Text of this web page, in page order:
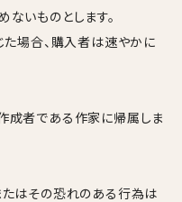
いものとします。
場合、購入者は速やかに
成者である作家に帰属しま
たはその恐れのある行為は